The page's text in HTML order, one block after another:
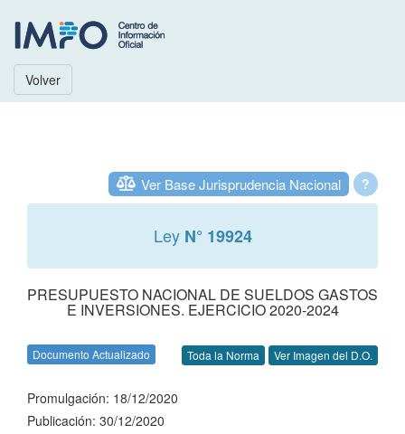
Volver
?
Ver Base Jurisprudencia Nacional
Ley N° 19924
PRESUPUESTO NACIONAL DE SUELDOS GASTOS
E INVERSIONES. EJERCICIO 2020-2024
Documento Actualizado Toda la Norma Ver Imagen del D.O.
Promulgación: 18/12/2020
Publicación: 30/12/2020